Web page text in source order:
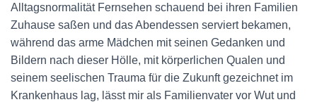
Alltagsnormalität Fernsehen schauend bei ihren Familien
Zuhause saßen und das Abendessen serviert bekamen,
während das arme Mädchen mit seinen Gedanken und
Bildern nach dieser Hölle, mit körperlichen Qualen und
seinem seelischen Trauma für die Zukunft gezeichnet im
Krankenhaus lag, lässt mir als Familienvater vor Wut und